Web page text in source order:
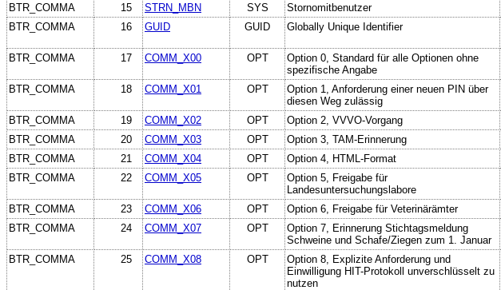
BTR_COMMA
15 STRN_MBN SYS Stornomitbenutzer
BTR_COMMA
16 GUID GUID Globally Unique Identifier
BTR_COMMA
17 COMM_X00 OPT
Option 0, Standard für alle Optionen ohne
spezifische Angabe
BTR_COMMA
18 COMM_X01 OPT
Option 1, Anforderung einer neuen PIN über
diesen Weg zulässig
BTR_COMMA
19 COMM_X02 OPT
Option 2, VVVO-Vorgang
BTR_COMMA
20 COMM_X03 OPT
Option 3, TAM-Erinnerung
BTR_COMMA
21 COMM_X04 OPT
Option 4, HTML-Format
BTR_COMMA
22 COMM_X05 OPT
Option 5, Freigabe für
Landesuntersuchungslabore
BTR_COMMA 23 COMM_X06 OPT Option 6, Freigabe für Veterinärämter
BTR_COMMA
24 COMM_X07 OPT
Option 7, Erinnerung Stichtagsmeldung
Schweine und Schafe/Ziegen zum 1. Januar
BTR_COMMA
25 COMM_X08 OPT
Option 8, Explizite Anforderung und
Einwilligung HIT-Protokoll unverschlüsselt zu
nutzen